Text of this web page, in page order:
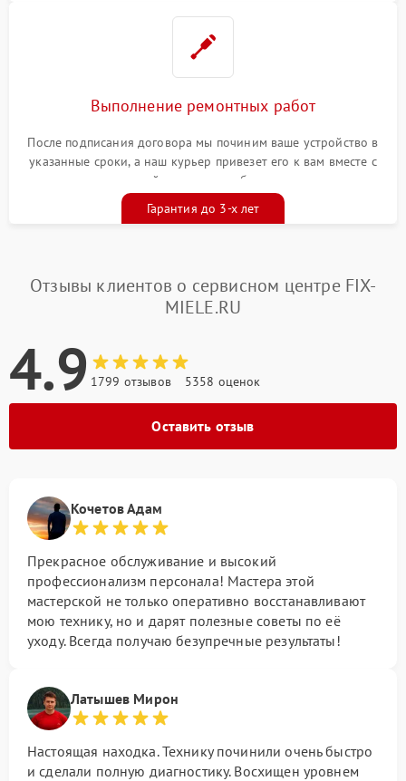
Выполнение ремонтных работ
После подписания договора мы починим ваше устройство в
указанные сроки, а наш курьер привезет его к вам вместе с
гарантийным талоном бесплатно
Гарантия до 3-х лет
Отзывы клиентов о сервисном центре FIX-
MIELE.RU
4.9 1799 отзывов 5358 оценок
Оставить отзыв
Кочетов Адам
Прекрасное обслуживание и высокий
профессионализм персонала! Мастера этой
мастерской не только оперативно восстанавливают
мою технику, но и дарят полезные советы по её
уходу. Всегда получаю безупречные результаты!
Латышев Мирон
Настоящая находка. Технику починили очень быстро
и сделали полную диагностику. Восхищен уровнем